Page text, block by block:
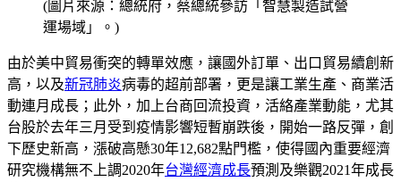
(圖片來源：總統府，蔡總統參訪「智慧製造試營
運場域」。)
由於美中貿易衝突的轉單效應，讓國外訂單、出口貿易續創新
高，以及新冠肺炎病毒的超前部署，更是讓工業生產、商業活
動連月成長；此外，加上台商回流投資，活絡產業動能，尤其
台股於去年三月受到疫情影響短暫崩跌後，開始一路反彈，創
下歷史新高，漲破高懸30年12,682點門檻，使得國內重要經濟
研究機構無不上調2020年台灣經濟成長預測及樂觀2021年成長